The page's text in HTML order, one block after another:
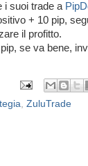
i suoi trade a
+ 10 pip,
il profitto.
se va bene,
ZuluTrade